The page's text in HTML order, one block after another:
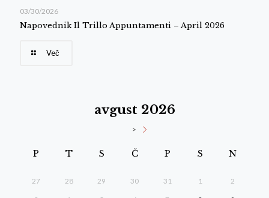
03/30/2026
Napovednik Il Trillo Appuntamenti – April 2026
Več
avgust 2026
>
P T S Č P S N
27 28 29 30 31 1 2